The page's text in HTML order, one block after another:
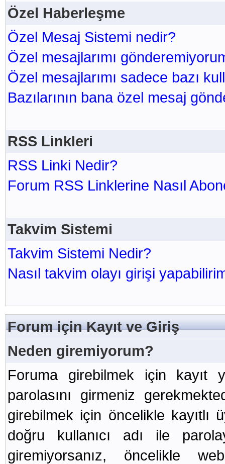
Özel Haberleşme
Özel Mesaj Sistemi nedir?
Özel mesajlarımı
Özel mesajlarımı sadece bazı
Bazılarının bana özel mesaj
RSS Linkleri
RSS Linki Nedir?
Forum RSS Linklerine Nasıl
Takvim Sistemi
Takvim Sistemi Nedir?
Nasıl takvim olayı girişi
Forum için Kayıt ve Giriş
Neden giremiyorum?
Foruma girebilmek için kayıt
parolasını girmeniz
girebilmek için öncelikle kayıtlı
doğru kullanıcı adı ile
giremiyorsanız, öncelikle